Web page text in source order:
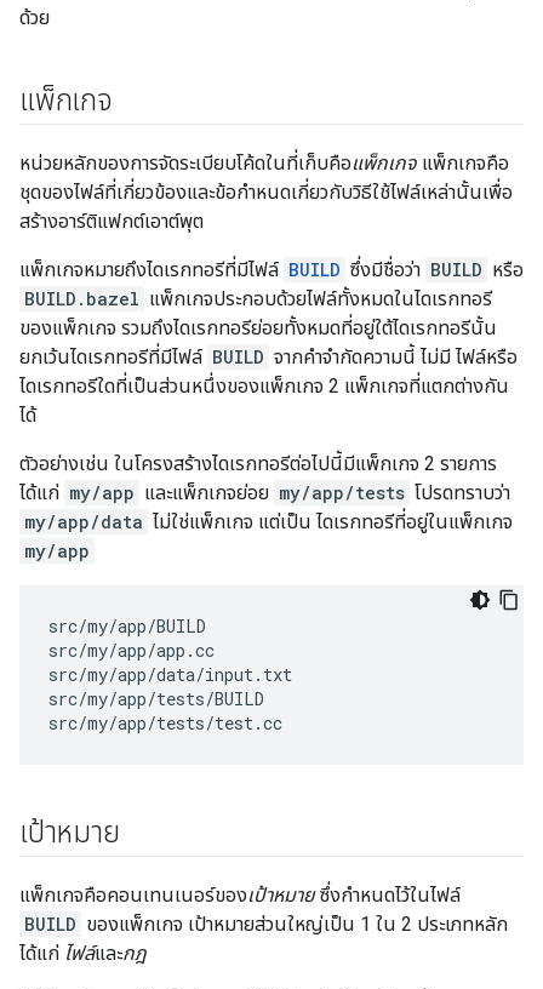
ด้วย
แพ็กเกจ
หน่วยหลักของการจัดระเบียบโค้ดในที่เก็บคือแพ็กเกจ แพ็กเกจคือ
ชุดของไฟล์ที่เกี่ยวข้องและข้อกำหนดเกี่ยวกับวิธีใช้ไฟล์เหล่านั้นเพื่อ
สร้างอาร์ติแฟกต์เอาต์พุต
แพ็กเกจหมายถึงไดเรกทอรีที่มีไฟล์ BUILD ซึ่งมีชื่อว่า BUILD หรือ
BUILD.bazel แพ็กเกจประกอบด้วยไฟล์ทั้งหมดในไดเรกทอรี
ของแพ็กเกจ รวมถึงไดเรกทอรีย่อยทั้งหมดที่อยู่ใต้ไดเรกทอรีนั้น
ยกเว้นไดเรกทอรีที่มีไฟล์ BUILD จากคำจำกัดความนี้ ไม่มี ไฟล์หรือ
ไดเรกทอรีใดที่เป็นส่วนหนึ่งของแพ็กเกจ 2 แพ็กเกจที่แตกต่างกัน
ได้
ตัวอย่างเช่น ในโครงสร้างไดเรกทอรีต่อไปนี้มีแพ็กเกจ 2 รายการ
ได้แก่ my/app และแพ็กเกจย่อย my/app/tests โปรดทราบว่า
my/app/data ไม่ใช่แพ็กเกจ แต่เป็น ไดเรกทอรีที่อยู่ในแพ็กเกจ
my/app
src/my/app/BUILD
src/my/app/app.cc
src/my/app/data/input.txt
src/my/app/tests/BUILD
เป้าหมาย
แพ็กเกจคือคอนเทนเนอร์ของเป้าหมายซึ่งกำหนดไว้ในไฟล์
BUILD ของแพ็กเกจ เป้าหมายส่วนใหญ่เป็น 1 ใน 2 ประเภทหลัก
ได้แก่ ไฟล์และกฎ